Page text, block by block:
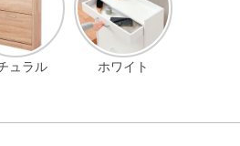
ュラル ホワイト